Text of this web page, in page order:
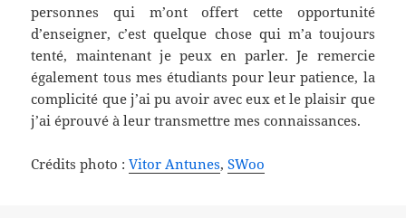
personnes qui m’ont offert cette opportunité
d’enseigner, c’est quelque chose qui m’a toujours
tenté, maintenant je peux en parler. Je remercie
également tous mes étudiants pour leur patience, la
complicité que j’ai pu avoir avec eux et le plaisir que
j’ai éprouvé à leur transmettre mes connaissances.
Crédits photo :Vitor Antunes,SWoo